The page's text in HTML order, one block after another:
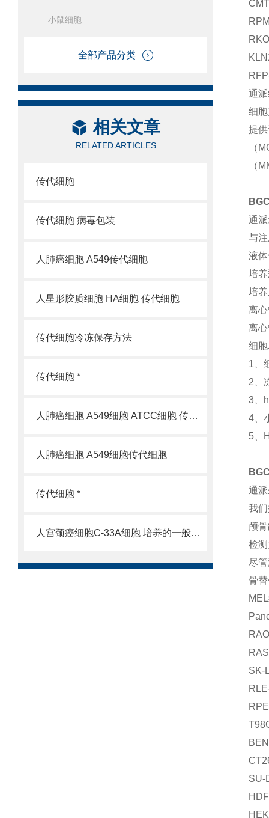
小鼠细胞
全部产品分类
相关文章
RELATED ARTICLES
传代细胞
传代细胞 病毒包装
人肺癌细胞 A549传代细胞
人星形胶质细胞 HA细胞 传代细胞
传代细胞冷冻保存方法
传代细胞 *
人肺癌细胞 A549细胞 ATCC细胞 传代细胞
人肺癌细胞 A549细胞传代细胞
传代细胞 *
人宫颈癌细胞C-33A细胞 培养的一般过程
通
细
提
（
（
通
与
液
培
培
离
离
细
1、
2、
3、
4、
5、
通
我
颅
检
尽
骨
SK-
SU-